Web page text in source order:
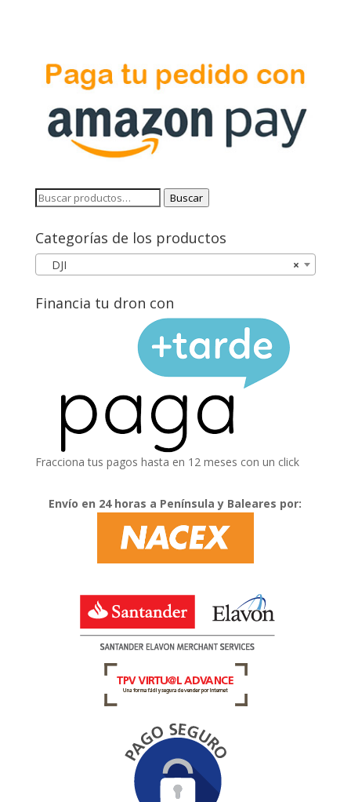
Buscar
Buscar
Categorías de los productos
×
DJI
Financia tu dron con
Fracciona tus pagos hasta en 12 meses con un click
Envío en 24 horas a Península y Baleares por: